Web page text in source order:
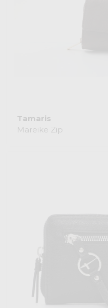
Tamaris
Mareike Zip